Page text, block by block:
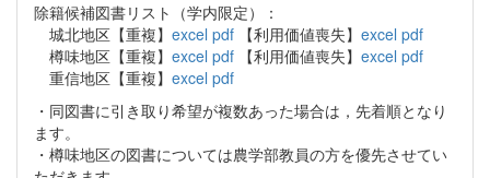
除籍候補図書リスト（学内限定）：
城北地区【重複】 excel pdf 【利用価値喪失】 excel pdf
樽味地区【重複】 excel pdf 【利用価値喪失】 excel pdf
重信地区【重複】 excel pdf
・同図書に引き取り希望が複数あった場合は，先着順となり
ます。
・樽味地区の図書については農学部教員の方を優先させてい